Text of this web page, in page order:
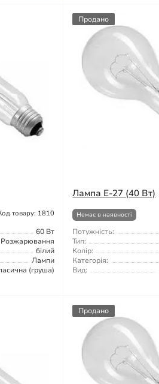
товару: 1810
60 Вт
Розжарювання
білий
Лампи
(груша)
Продано
Лампа Е-27 (40 Вт)
Немає в наявності
Потужність:
Тип:
Колір:
Категорія:
Вид:
Продано